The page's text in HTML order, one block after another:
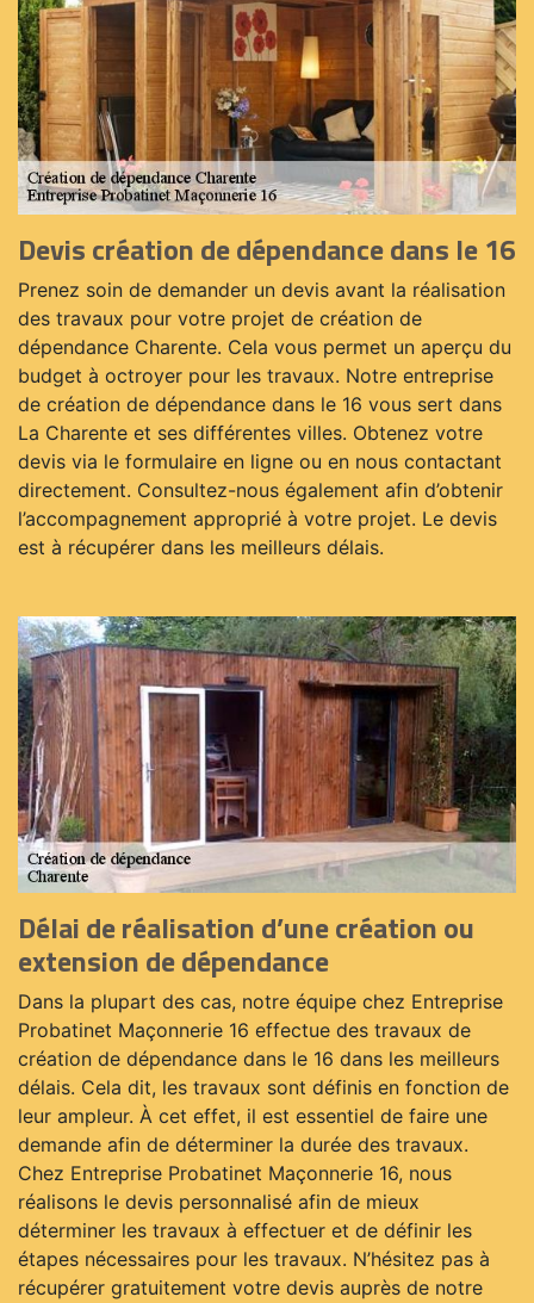
Devis création de dépendance dans le 16
Prenez soin de demander un devis avant la réalisation
des travaux pour votre projet de création de
dépendance Charente. Cela vous permet un aperçu du
budget à octroyer pour les travaux. Notre entreprise
de création de dépendance dans le 16 vous sert dans
La Charente et ses différentes villes. Obtenez votre
devis via le formulaire en ligne ou en nous contactant
directement. Consultez-nous également afin d’obtenir
l’accompagnement approprié à votre projet. Le devis
est à récupérer dans les meilleurs délais.
Délai de réalisation d’une création ou
extension de dépendance
Dans la plupart des cas, notre équipe chez Entreprise
Probatinet Maçonnerie 16 effectue des travaux de
création de dépendance dans le 16 dans les meilleurs
délais. Cela dit, les travaux sont définis en fonction de
leur ampleur. À cet effet, il est essentiel de faire une
demande afin de déterminer la durée des travaux.
Chez Entreprise Probatinet Maçonnerie 16, nous
réalisons le devis personnalisé afin de mieux
déterminer les travaux à effectuer et de définir les
étapes nécessaires pour les travaux. N’hésitez pas à
récupérer gratuitement votre devis auprès de notre